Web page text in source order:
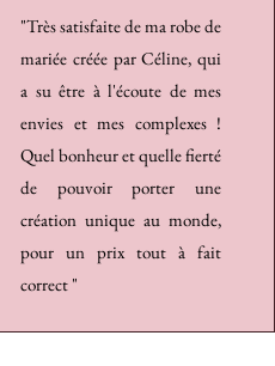
"Très satisfaite de ma robe de
mariée créée par Céline, qui
a su être à l'écoute de mes
envies et mes complexes !
Quel bonheur et quelle fierté
de pouvoir porter une
création unique au monde,
pour un prix tout à fait
correct "